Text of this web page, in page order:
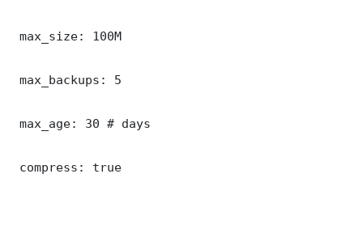
max_size: 100M
max_backups: 5
max_age: 30 # days
compress: true